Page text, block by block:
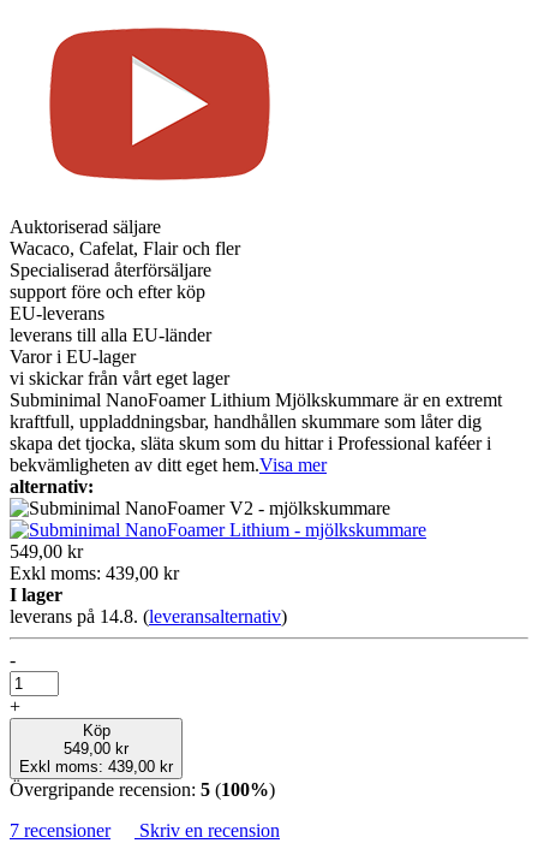
Auktoriserad säljare
Wacaco, Cafelat, Flair och fler
Specialiserad återförsäljare
support före och efter köp
EU-leverans
leverans till alla EU-länder
Varor i EU-lager
vi skickar från vårt eget lager
Subminimal NanoFoamer Lithium Mjölkskummare är en extremt
kraftfull, uppladdningsbar, handhållen skummare som låter dig
skapa det tjocka, släta skum som du hittar i Professional kaféer i
bekvämligheten av ditt eget hem.Visa mer
alternativ:
549,00 kr
Exkl moms: 439,00 kr
I lager
leverans på 14.8. (leveransalternativ)
-
+
Köp
549,00 kr
Exkl moms: 439,00 kr
Övergripande recension: 5 (100%)
7 recensioner
Skriv en recension